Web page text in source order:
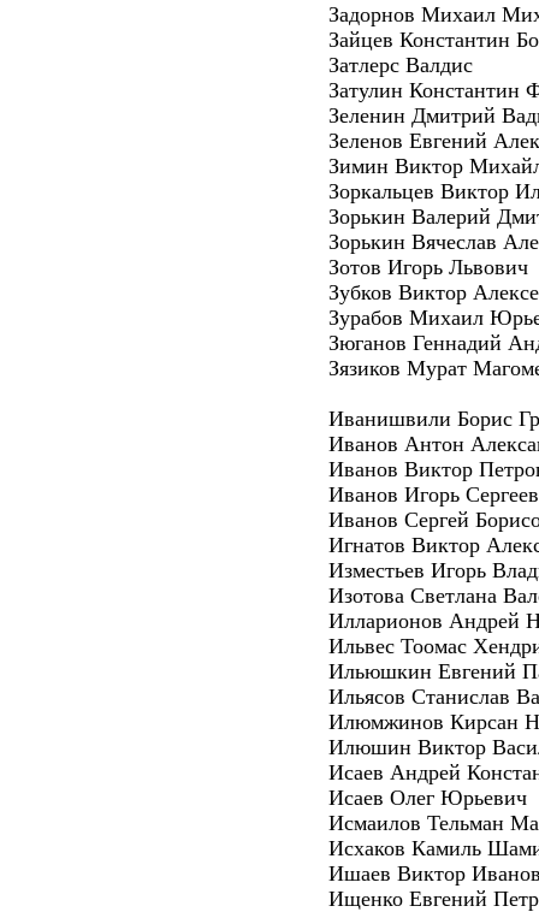
Задорнов Михаил
Зайцев Константин
Затлерс Валдис
Затулин Константин
Зеленин Дмитрий
Зеленов Евгений
Зимин Виктор
Зоркальцев Виктор
Зорькин Валерий
Зорькин Вячеслав
Зотов Игорь Львович
Зубков Виктор
Зурабов Михаил
Зюганов Геннадий
Зязиков Мурат
Иванишвили Борис
Иванов Антон
Иванов Виктор
Иванов Игорь
Иванов Сергей
Игнатов Виктор
Изместьев Игорь
Изотова Светлана
Илларионов Андрей
Ильвес Тоомас
Ильюшкин Евгений
Ильясов Станислав
Илюмжинов Кирсан
Илюшин Виктор
Исаев Андрей
Исаев Олег Юрьевич
Исмаилов Тельман
Исхаков Камиль
Ишаев Виктор
Ищенко Евгений